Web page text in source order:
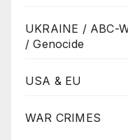
UKRAINE / ABC-
/ Genocide
USA & EU
WAR CRIMES